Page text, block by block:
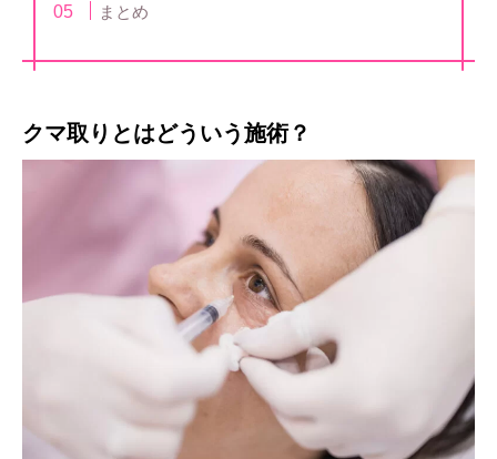
まとめ
クマ取りとはどういう施術？